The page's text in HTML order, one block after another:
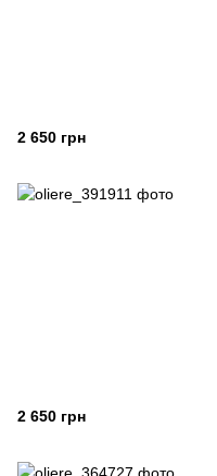
2 650 грн
2 650 грн